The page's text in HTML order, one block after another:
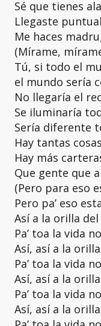
Sé que tienes
Llegaste
Me haces
(Mírame,
Tú, si todo el
el mundo sería
No llegaría el
Se iluminaría
Sería diferente
Hay tantas
Hay más
Que gente que
(Pero para eso
Pero pa’ eso
Así a la orilla
Pa’ toa la vida
Así, así a la
Pa’ toa la vida
Así, así a la
Pa’ toa la vida
Así, así a la